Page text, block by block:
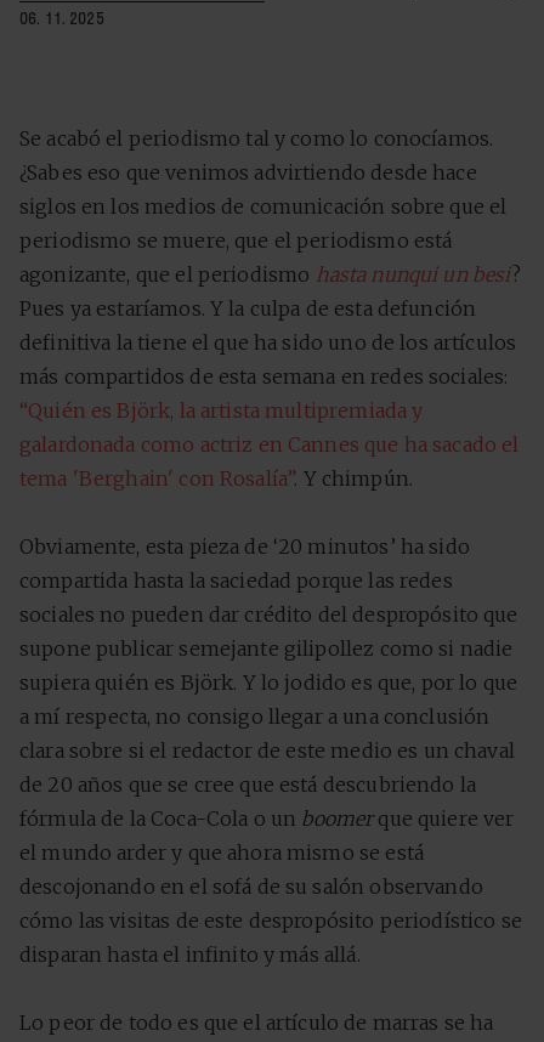
06. 11. 2025
Se acabó el periodismo tal y como lo conocíamos.
¿Sabes eso que venimos advirtiendo desde hace
siglos en los medios de comunicación sobre que el
periodismo se muere, que el periodismo está
agonizante, que el periodismo hasta nunqui un besi?
Pues ya estaríamos. Y la culpa de esta defunción
definitiva la tiene el que ha sido uno de los artículos
más compartidos de esta semana en redes sociales:
“Quién es Björk, la artista multipremiada y
galardonada como actriz en Cannes que ha sacado el
tema 'Berghain' con Rosalía”. Y chimpún.
Obviamente, esta pieza de ‘20 minutos’ ha sido
compartida hasta la saciedad porque las redes
sociales no pueden dar crédito del despropósito que
supone publicar semejante gilipollez como si nadie
supiera quién es Björk. Y lo jodido es que, por lo que
a mí respecta, no consigo llegar a una conclusión
clara sobre si el redactor de este medio es un chaval
de 20 años que se cree que está descubriendo la
fórmula de la Coca-Cola o un boomerque quiere ver
el mundo arder y que ahora mismo se está
descojonando en el sofá de su salón observando
cómo las visitas de este despropósito periodístico se
disparan hasta el infinito y más allá.
Lo peor de todo es que el artículo de marras se ha